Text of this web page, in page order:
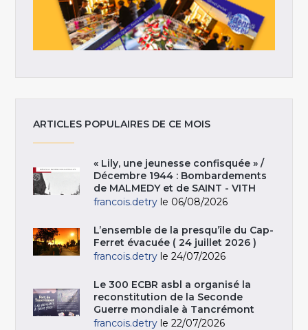
ARTICLES POPULAIRES DE CE MOIS
« Lily, une jeunesse confisquée » /
Décembre 1944 : Bombardements
de MALMEDY et de SAINT - VITH
francois.detry le 06/08/2026
L’ensemble de la presqu’île du Cap-
Ferret évacuée ( 24 juillet 2026 )
francois.detry le 24/07/2026
Le 300 ECBR asbl a organisé la
reconstitution de la Seconde
Guerre mondiale à Tancrémont
francois.detry le 22/07/2026